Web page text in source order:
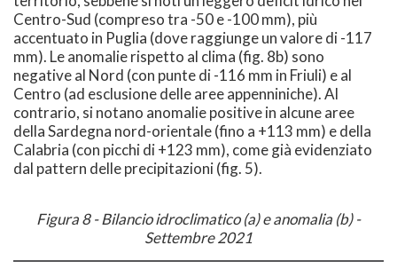
Centro-Sud (compreso tra -50 e -100 mm), più
accentuato in Puglia (dove raggiunge un valore di -117
mm). Le anomalie rispetto al clima (fig. 8b) sono
negative al Nord (con punte di -116 mm in Friuli) e al
Centro (ad esclusione delle aree appenniniche). Al
contrario, si notano anomalie positive in alcune aree
della Sardegna nord-orientale (fino a +113 mm) e della
Calabria (con picchi di +123 mm), come già evidenziato
dal pattern delle precipitazioni (fig. 5).
Figura 8 - Bilancio idroclimatico (a) e anomalia (b) -
Settembre 2021